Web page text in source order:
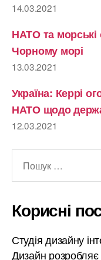
14.03.2021
НАТО та
Чорному морі
13.03.2021
Україна: Керрі
НАТО щодо
12.03.2021
Корисні
Студія дизайну
Дизайн